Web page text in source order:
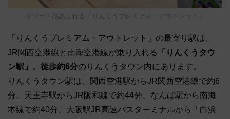
リゾート感あふれる「りんくうプレミアム・アウトレット」
「りんくうプレミアム・アウトレット」の最寄り駅は、
JR関西空港線と南海空港線が乗り入れる
「りんくうタウ
ン駅」
。 徒歩約6分のりんくうタウン内にあります。
りんくうタウン駅は、関西空港駅からJR関西空港線で約6
分。天王寺駅からJR阪和線で約44分、なんば駅から南海
本線で約40分、大阪駅JR高速バスターミナルから「白浜